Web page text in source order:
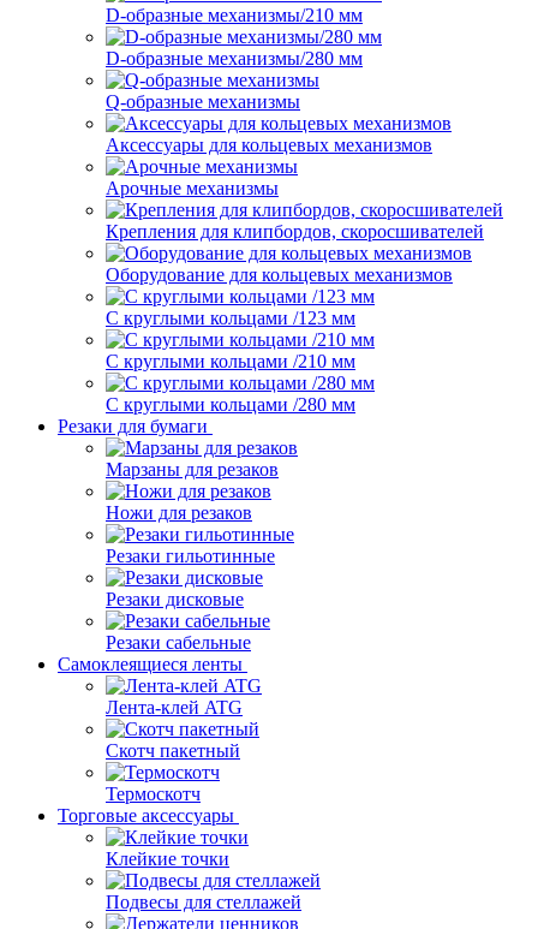
D-образные механизмы/210 мм
D-образные механизмы/280 мм
Q-образные механизмы
Аксессуары для кольцевых механизмов
Арочные механизмы
Крепления для клипбордов, скоросшивателей
Оборудование для кольцевых механизмов
С круглыми кольцами /123 мм
С круглыми кольцами /210 мм
С круглыми кольцами /280 мм
Резаки для бумаги
Марзаны для резаков
Ножи для резаков
Резаки гильотинные
Резаки дисковые
Резаки сабельные
Самоклеящиеся ленты
Лента-клей ATG
Скотч пакетный
Термоскотч
Торговые аксессуары
Клейкие точки
Подвесы для стеллажей